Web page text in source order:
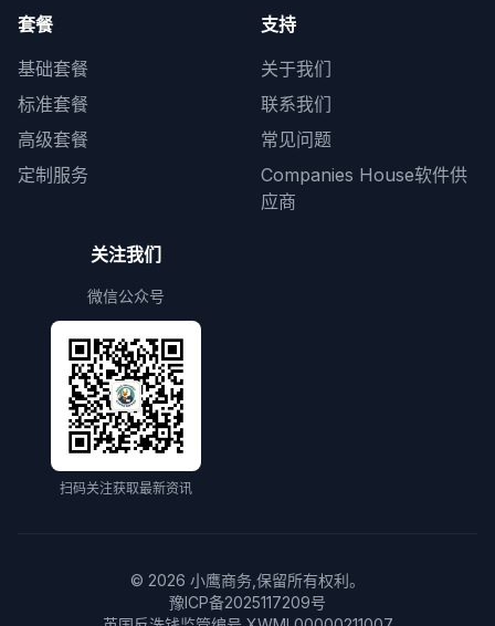
套餐
基础套餐
标准套餐
高级套餐
定制服务
支持
关于我们
联系我们
常见问题
Companies House软件供
应商
关注我们
微信公众号
扫码关注获取最新资讯
© 2026 小鹰商务,保留所有权利。
豫ICP备2025117209号